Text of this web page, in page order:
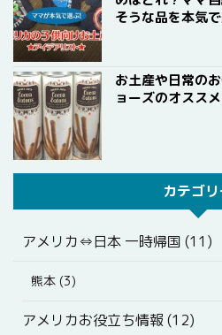
そうな品を本気
お土産や日常の
ョーズのオスス
カテゴ
アメリカ⇔日本 一時帰国 (11)
熊本 (3)
アメリカお役立ち情報 (12)